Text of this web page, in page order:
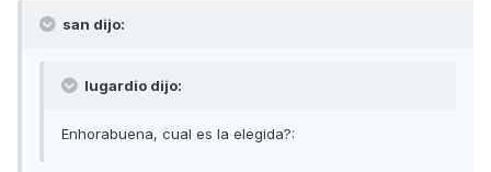
san dijo:
lugardio dijo:
Enhorabuena, cual es la elegida?: